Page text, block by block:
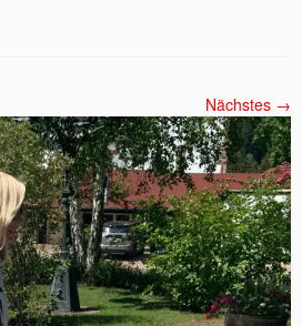
Nächstes →